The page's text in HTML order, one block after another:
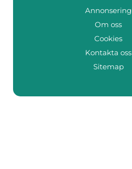
Annonsering
Om oss
Cookies
Kontakta oss
Sitemap